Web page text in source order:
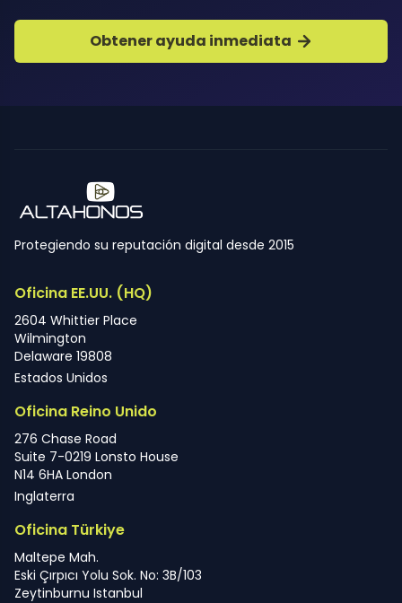
Obtener ayuda inmediata
Protegiendo su reputación digital desde 2015
Oficina EE.UU. (HQ)
2604 Whittier Place
Wilmington
Delaware 19808
Estados Unidos
Oficina Reino Unido
276 Chase Road
Suite 7-0219 Lonsto House
N14 6HA London
Inglaterra
Oficina Türkiye
Maltepe Mah.
Eski Çırpıcı Yolu Sok. No: 3B/103
Zeytinburnu Istanbul